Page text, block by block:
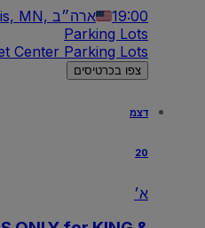
19:00 Minneapolis, MN, ארה״ב
Parking Lots
Center Parking Lots
צפו בכרטיסים
דצמ
20
א׳